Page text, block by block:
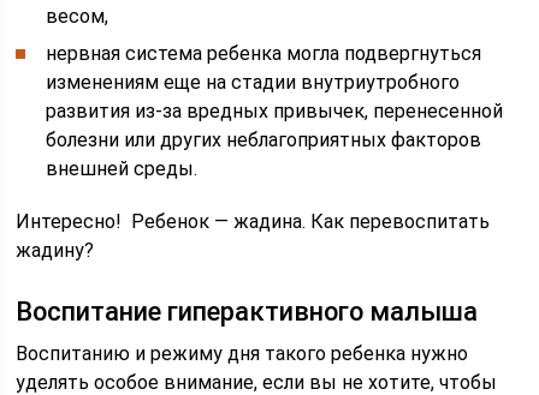
весом,
нервная система ребенка могла подвергнуться
изменениям еще на стадии внутриутробного
развития из-за вредных привычек, перенесенной
болезни или других неблагоприятных факторов
внешней среды.
Интересно! Ребенок — жадина. Как перевоспитать
жадину?
Воспитание гиперактивного малыша
Воспитанию и режиму дня такого ребенка нужно
уделять особое внимание, если вы не хотите, чтобы